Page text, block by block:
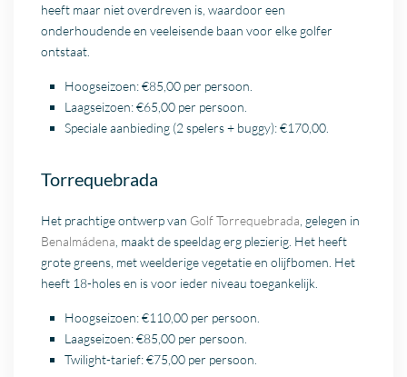
heeft maar niet overdreven is, waardoor een
onderhoudende en veeleisende baan voor elke golfer
ontstaat.
Hoogseizoen: €85,00 per persoon.
Laagseizoen: €65,00 per persoon.
Speciale aanbieding (2 spelers + buggy): €170,00.
Torrequebrada
Het prachtige ontwerp van Golf Torrequebrada , gelegen in
Benalmádena , maakt de speeldag erg plezierig. Het heeft
grote greens, met weelderige vegetatie en olijfbomen. Het
heeft 18-holes en is voor ieder niveau toegankelijk.
Hoogseizoen: €110,00 per persoon.
Laagseizoen: €85,00 per persoon.
Twilight-tarief: €75,00 per persoon.